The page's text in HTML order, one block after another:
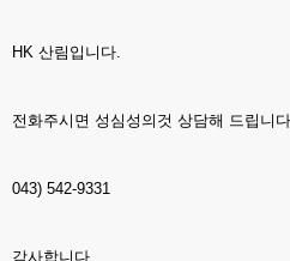
HK 산림입니다.
전화주시면 성심성의것 상담해 드립니
043) 542-9331
감사합니다.